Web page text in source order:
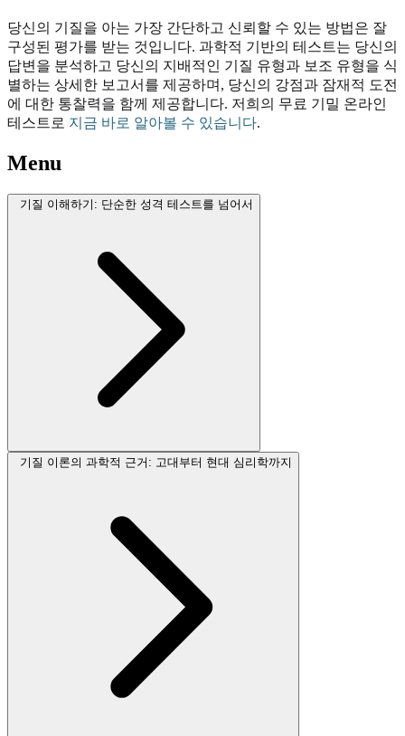
당신의 기질을 아는 가장 간단하고 신뢰할 수 있는 방법은 잘
구성된 평가를 받는 것입니다. 과학적 기반의 테스트는 당신의
답변을 분석하고 당신의 지배적인 기질 유형과 보조 유형을 식
별하는 상세한 보고서를 제공하며, 당신의 강점과 잠재적 도전
에 대한 통찰력을 함께 제공합니다. 저희의 무료 기밀 온라인
테스트로 지금 바로 알아볼 수 있습니다.
Menu
기질 이해하기: 단순한 성격 테스트를 넘어서
기질 이론의 과학적 근거: 고대부터 현대 심리학까지